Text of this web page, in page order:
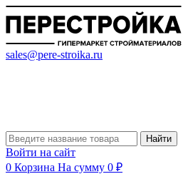
sales@pere-stroika.ru
Найти
Войти на сайт
0 Корзина На сумму 0 ₽